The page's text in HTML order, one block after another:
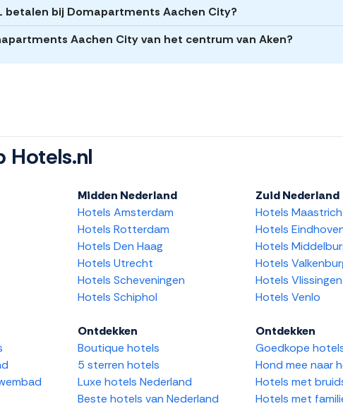
betalen bij Domapartments Aachen City?
Aachen City van het centrum van Aken?
Hotels.nl
Midden Nederland
Hotels Amsterdam
Hotels Rotterdam
Hotels Den Haag
Hotels Utrecht
Hotels Scheveningen
Hotels Schiphol
Zuid Nederland
Hotels
Hotels
Hotels
Hotels
Hotels Vlissingen
Hotels Venlo
Ontdekken
Boutique hotels
5 sterren hotels
Luxe hotels Nederland
Beste hotels van Nederland
Ontdekken
Goedkope
Hond mee naar
Hotels met
Hotels met